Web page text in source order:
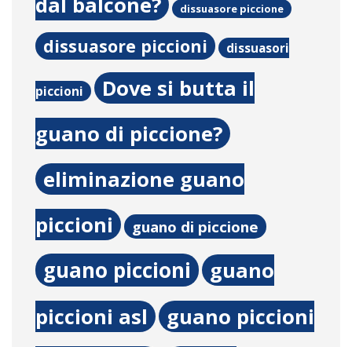
dissuasore piccione
dissuasore piccioni dissuasori
piccioni
Dove si butta il
guano di piccione?
eliminazione guano
piccioni
guano di piccione
guano piccioni
guano
piccioni asl
guano piccioni